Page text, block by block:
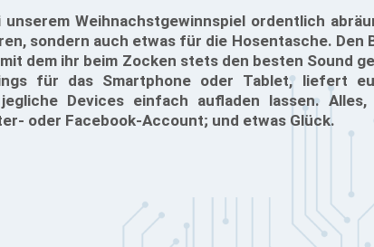
Weihnachstgewinnspiel ordentlich
sondern auch etwas für die Hosentasche. Den
dem ihr beim Zocken stets den besten Sound
für das Smartphone oder Tablet, liefert
Devices einfach aufladen lassen.
oder Facebook-Account; und etwas Glück.